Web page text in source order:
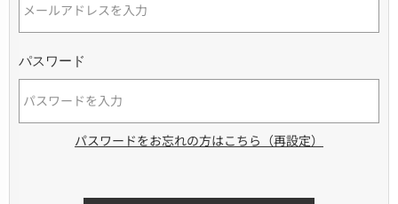
パスワード
パスワードをお忘れの方はこちら（再設定）